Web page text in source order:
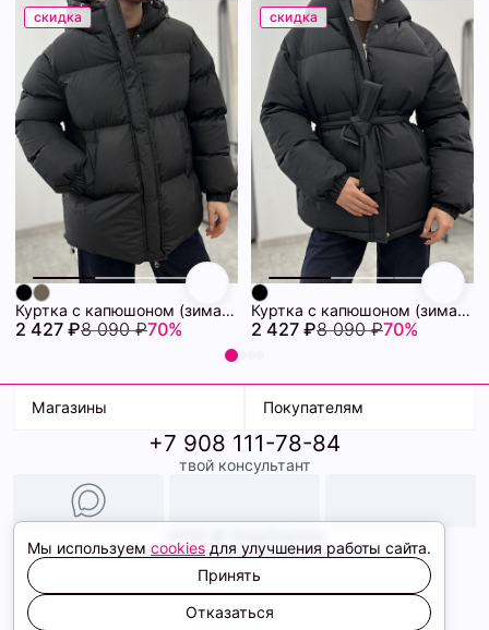
скидка
Куртка с капюшоном (зима) 72460880\15
2 427 ₽8 090 ₽70%
скидка
Куртка с капюшоном (зима) 72460878\15
2 427 ₽8 090 ₽70%
Магазины
ТК Терминал
ТРК Континент
Покупателям
Доставка
Условия оплаты
Образы
+7 908 111-78-84
твой консультант
Политика конфиденциальности
Соглашение cookie
Сайт создали
Мы используем cookies для улучшения работы сайта.
Принять
Отказаться